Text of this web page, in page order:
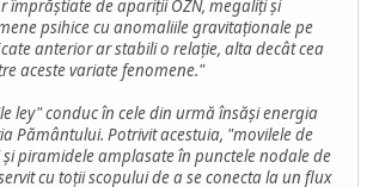
împrăștiate de apariții OZN, megaliți și
psihice cu anomaliile gravitaționale pe
anterior ar stabili o relație, alta decât cea
aceste variate fenomene."
ley" conduc în cele din urmă însăși energia
Pământului. Potrivit acestuia, "movilele de
piramidele amplasate în punctele nodale de
cu toții scopului de a se conecta la un flux